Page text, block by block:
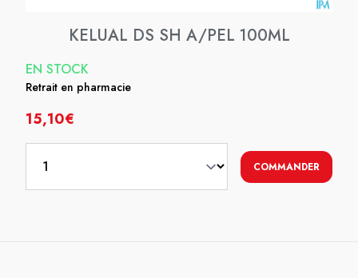
KELUAL DS SH A/PEL 100ML
EN STOCK
Retrait en pharmacie
15,10€
COMMANDER